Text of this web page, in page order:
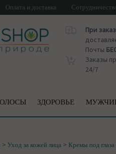
Оплата и доставка
При
Почты
Заказы
24/7
ЗДОРОВЬЕ
> Уход за кожей лица > Кремы под глаза